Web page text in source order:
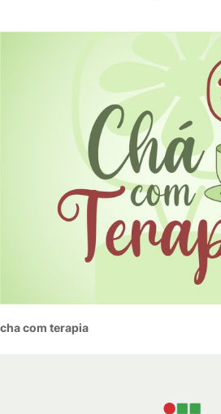
cha com terapia